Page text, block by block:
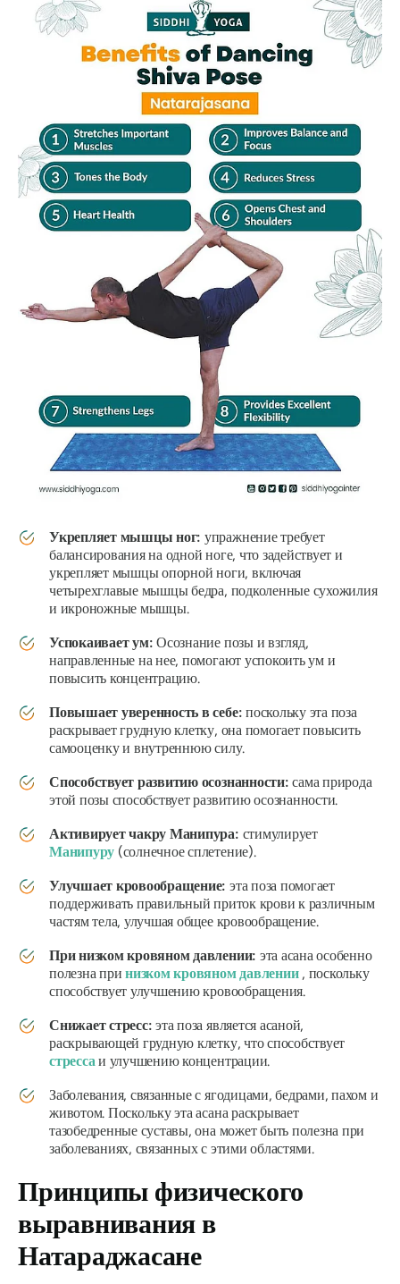
Укрепляет мышцы ног: упражнение требует
балансирования на одной ноге, что задействует и
укрепляет мышцы опорной ноги, включая
четырехглавые мышцы бедра, подколенные сухожилия
и икроножные мышцы.
Успокаивает ум: Осознание позы и взгляд,
направленные на нее, помогают успокоить ум и
повысить концентрацию.
Повышает уверенность в себе: поскольку эта поза
раскрывает грудную клетку, она помогает повысить
самооценку и внутреннюю силу.
Способствует развитию осознанности: сама природа
этой позы способствует развитию осознанности.
Активируетчакру Манипура: стимулирует
Манипуру (солнечное сплетение).
Улучшает кровообращение: эта поза помогает
поддерживать правильный приток крови к различным
частям тела, улучшая общее кровообращение.
При низком кровяном давлении: эта асана особенно
полезна принизком кровяном давлении, поскольку
способствует улучшению кровообращения.
Снижает стресс: эта поза является асаной,
раскрывающей грудную клетку, что способствует
стрессаи улучшению концентрации.
Заболевания, связанные с ягодицами, бедрами, пахом и
животом. Поскольку эта асана раскрывает
тазобедренные суставы, она может быть полезна при
заболеваниях, связанных с этими областями.
Принципы физического
выравнивания в
Натараджасане